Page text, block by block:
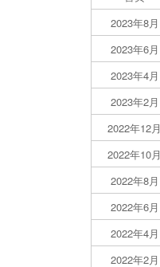
2023年8月
2023年6月
2023年4月
2023年2月
2022年12月
2022年10月
2022年8月
2022年6月
2022年4月
2022年2月